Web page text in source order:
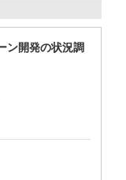
ン開発の状況調